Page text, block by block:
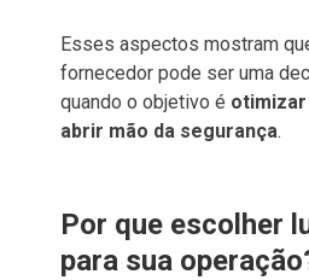
Esses aspectos mostram
fornecedor pode ser uma
quando o objetivo é
abrir mão da segurança.
Por que escolher
para sua